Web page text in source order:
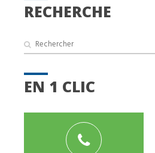
RECHERCHE
EN 1 CLIC